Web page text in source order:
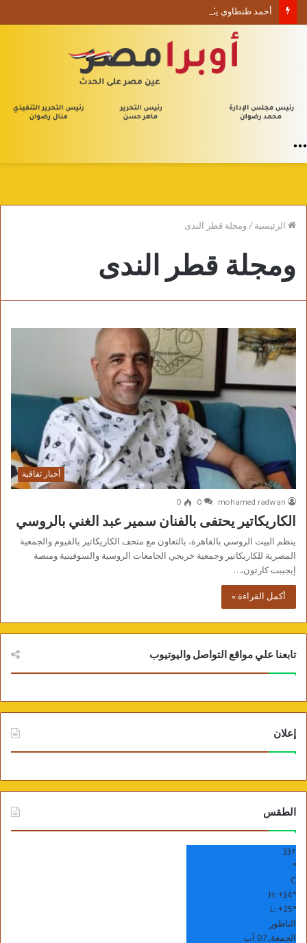
أحمد طنطاوي يكتب حين يصبح الوجود علامة استفهام
الرئيسية/ومجلة قطر الندى
ومجلة قطر الندى
أخبار ثقافية
mohamed radwan
0
0
الكاريكاتير يحتفى بالفنان سمير عبد الغني بالروسي
ينظم البيت الروسي بالقاهرة، بالتعاون مع متحف الكاريكاتير بالفيوم والجمعية
المصرية للكاريكاتير وجمعية خريجي الجامعات الروسية والسوفيتية ومنصة
إيجيبت كارتون،…
أكمل القراءة »
تابعنا علي مواقع التواصل واليوتيوب
إعلان
الطقس
+
33
°
C
H:+34°
L:+25°
الناظور
الجمعة, 07 آب